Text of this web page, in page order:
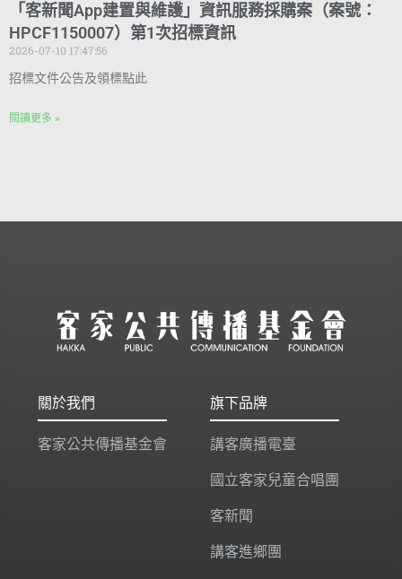
「客新聞App建置與維護」資訊服務採購案（案號：
HPCF1150007）第1次招標資訊
2026-07-10 17:47:56
招標文件公告及領標點此
閱讀更多 »
關於我們
客家公共傳播基金會
旗下品牌
講客廣播電臺
國立客家兒童合唱團
客新聞
講客進鄉團